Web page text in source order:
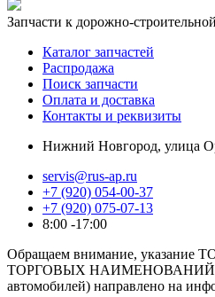
Запчасти к дорожно-
Каталог запчастей
Распродажа
Поиск запчасти
Оплата и доставка
Контакты и реквизиты
Нижний Новгород, улица
servis@rus-ap.ru
+7 (920) 054-00-37
+7 (920) 075-07-13
8:00 -17:00
Обращаем внимание,
ТОРГОВЫХ НАИМЕНОВАНИЙ
автомобилей) направлено на